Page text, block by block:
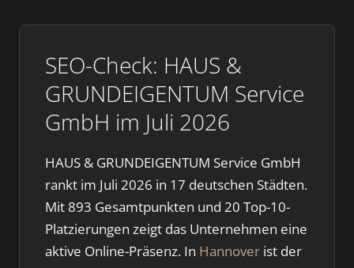
SEO-Check: HAUS &
GRUNDEIGENTUM Service
GmbH im Juli 2026
HAUS & GRUNDEIGENTUM Service GmbH
rankt im Juli 2026 in 17 deutschen Städten.
Mit 893 Gesamtpunkten und 20 Top-10-
Platzierungen zeigt das Unternehmen eine
aktive Online-Präsenz. In Hannover ist der